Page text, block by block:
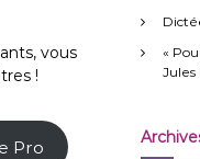
vous
!
Pro
:
«